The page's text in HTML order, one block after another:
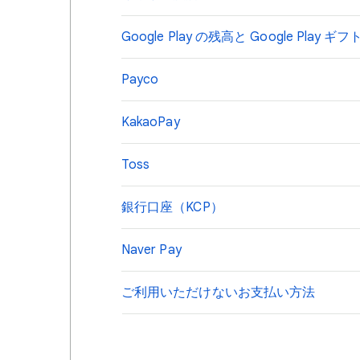
Google Play の残高と Google Play ギフ
Payco
KakaoPay
Toss
銀行口座（KCP）
Naver Pay
ご利用いただけないお支払い方法